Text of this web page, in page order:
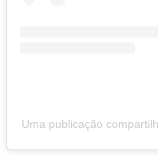
Uma publicação